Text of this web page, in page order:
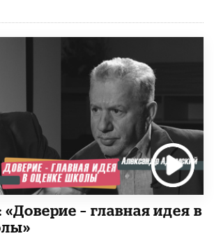
– главная идея в